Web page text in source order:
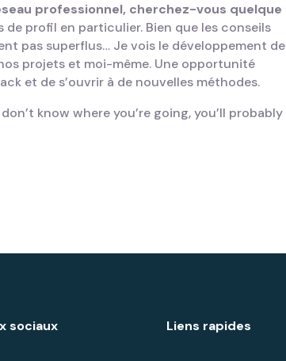
professionnel, cherchez-vous quelque
de profil en particulier. Bien que les conseils
pas superflus… Je vois le développement de
projets et moi-même. Une opportunité
et de s’ouvrir à de nouvelles méthodes.
know where you’re going, you’ll probably
sociaux Liens rapides